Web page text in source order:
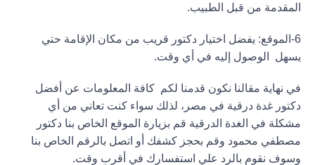
المقدمة من قبل الطبيب.
6-الموقع:
يفضل اختيار دكتور قريب من مكان الإقامة حتي
يسهل الوصول إليه في أي وقت.
في نهاية مقالنا نكون قدمنا لكم كافة المعلومات عن أفضل
دكتور غدة درقية في مصر، لذلك سواء كنت تعاني من أي
مشكلة في الغدة الدرقية قم بزيارة الموقع الخاص بنا دكتور
مصطفي محمود وقم بحجز كشفك أو اتصل بالرقم الخاص بنا
وسوف نقوم بالرد علي استفسارك في أقرب وقت.